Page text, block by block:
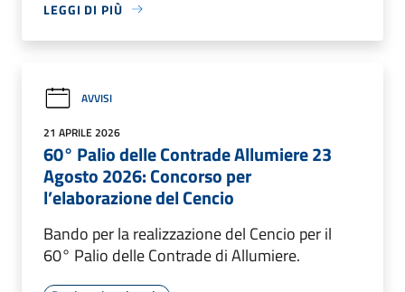
LEGGI DI PIÙ
AVVISI
21 APRILE 2026
60° Palio delle Contrade Allumiere 23
Agosto 2026: Concorso per
l’elaborazione del Cencio
Bando per la realizzazione del Cencio per il
60° Palio delle Contrade di Allumiere.